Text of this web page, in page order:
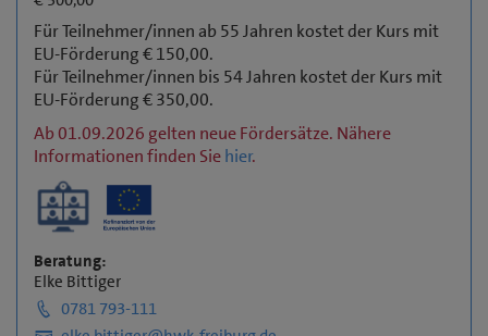
Für Teilnehmer/innen ab 55 Jahren kostet der Kurs mit
EU-Förderung € 150,00.
Für Teilnehmer/innen bis 54 Jahren kostet der Kurs mit
EU-Förderung € 350,00.
Ab 01.09.2026 gelten neue Fördersätze. Nähere
Informationen finden Siehier.
Beratung:
Elke Bittiger
0781 793-111